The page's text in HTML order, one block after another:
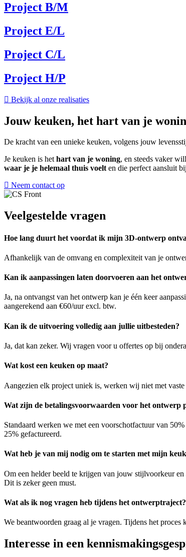
Project B/M
Project E/L
Project C/L
Project H/P
Bekijk al onze realisaties
Jouw keuken, het hart van je
De kracht van een unieke keuken, volgens jouw
Je keuken is hethart van je woning, en steeds vaker
waar je je helemaal thuis voelten die perfect aansluit
Neem contact op
Veelgestelde vragen
Hoe lang duurt het voordat ik mijn 3D-ontwerp
Afhankelijk van de omvang en complexiteit van je
Kan ik aanpassingen laten doorvoeren aan het
Ja, na ontvangst van het ontwerp kan je één keer
aangerekend aan €60/uur excl. btw.
Kan ik de uitvoering volledig aan jullie uitbesteden?
Ja, dat kan zeker. Wij vragen voor u offertes op bij
Wat kost een keuken op maat?
Aangezien elk project uniek is, werken wij niet met
Wat zijn de betalingsvoorwaarden voor het ontwerp
Standaard werken we met een voorschotfactuur van
25% gefactureerd.
Wat heb je van mij nodig om te starten met mijn
Om een helder beeld te krijgen van jouw stijlvoorkeur
Dit is zeker geen must.
Wat als ik nog vragen heb tijdens het ontwerptraject?
We beantwoorden graag al je vragen. Tijdens het proces
Interesse in een